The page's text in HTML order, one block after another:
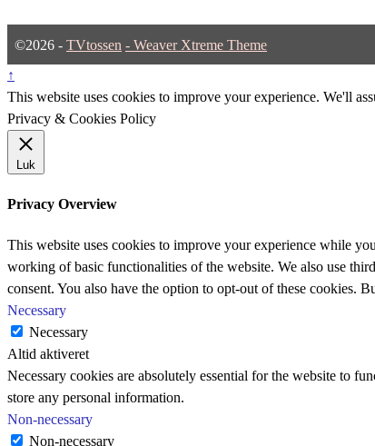
©2026 - TVtossen - Weaver Xtreme Theme
↑
This website uses cookies to improve your experience. We'll
Privacy & Cookies Policy
Luk
Privacy Overview
This website uses cookies to improve your experience while
working of basic functionalities of the website. We also use
consent. You also have the option to opt-out of these cookies.
Necessary
Necessary
Altid aktiveret
Necessary cookies are absolutely essential for the website to
store any personal information.
Non-necessary
Non-necessary